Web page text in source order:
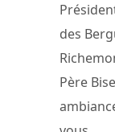
des
Père